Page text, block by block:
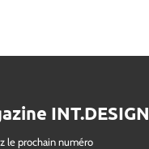
INT.DESIGN
le prochain numéro